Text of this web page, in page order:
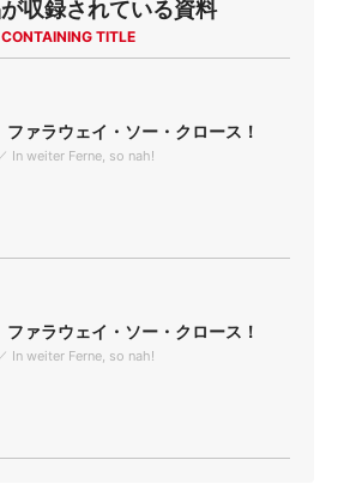
収録されている資料
TITLE
ァラウェイ・ソー・クロース！
In weiter Ferne, so nah!
ァラウェイ・ソー・クロース！
In weiter Ferne, so nah!